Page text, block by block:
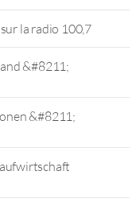
la radio 100,7
&#8211;
&#8211;